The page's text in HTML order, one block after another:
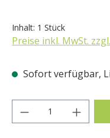
Inhalt: 1 Stück
Preise inkl. MwSt.
Sofort verfügbar,
Produkt